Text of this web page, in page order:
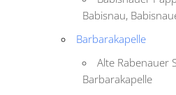
Babisnau,
Barbarakapelle
Alte Rabenauer
Barbarakapelle